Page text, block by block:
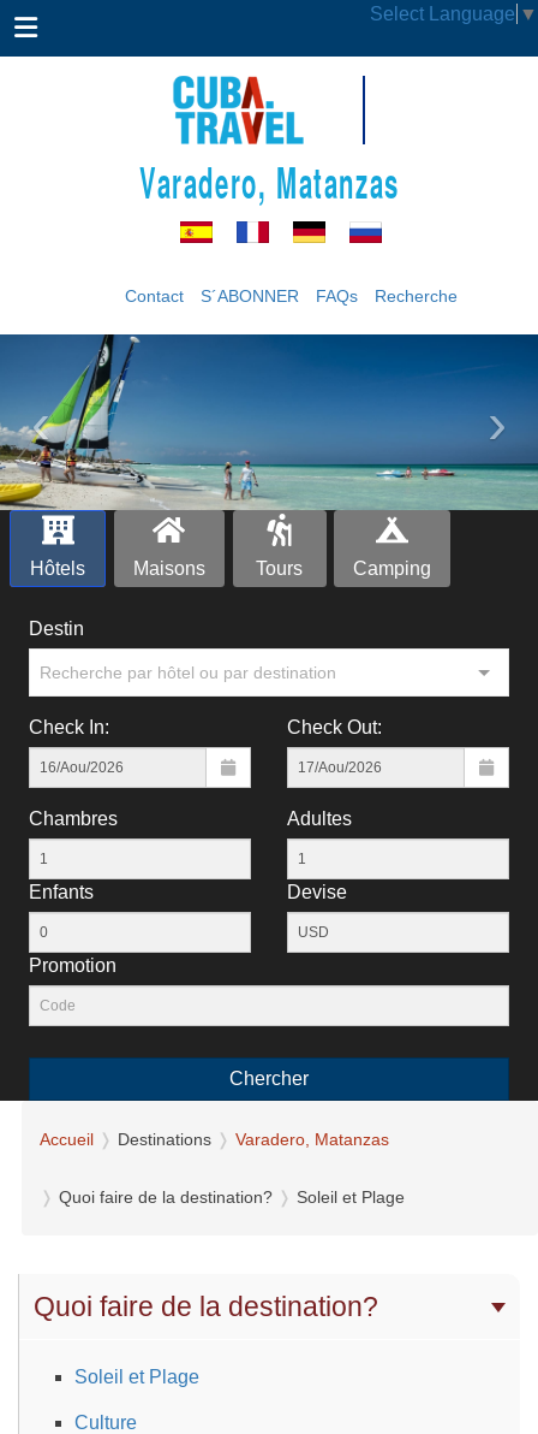
Select Language ▼
Varadero, Matanzas
Contact S´ABONNER FAQs Recherche
‹ ›
Hôtels Maisons Tours Camping
Destin
Recherche par hôtel ou par destination
Check In: Check Out:
Chambres Adultes
Enfants Devise
Рromotion
Chercher
Accueil Destinations Varadero, Matanzas
Quoi faire de la destination? Soleil et Plage
Quoi faire de la destination?
Soleil et Plage
Culture